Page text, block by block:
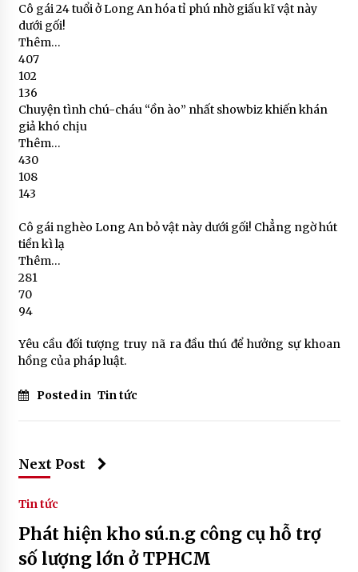
Cô gái 24 tuổi ở Long An hóa tỉ phú nhờ giấu kĩ vật này
dưới gối!
Thêm…
407
102
136
Chuyện tình chú-cháu “ồn ào” nhất showbiz khiến khán
giả khó chịu
Thêm…
430
108
143
Cô gái nghèo Long An bỏ vật này dưới gối! Chẳng ngờ hút
tiền kì lạ
Thêm…
281
70
94
Yêu cầu đối tượng truy nã ra đầu thú để hưởng sự khoan
hồng của pháp luật.
Posted in Tin tức
Next Post
Tin tức
Phát hiện kho sú.n.g công cụ hỗ trợ
số lượng lớn ở TPHCM